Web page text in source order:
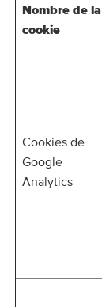
Nombre de la
cookie
Cookies de
Google
Analytics